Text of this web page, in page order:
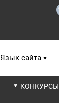
Язык сайта
КОНКУРСЫ